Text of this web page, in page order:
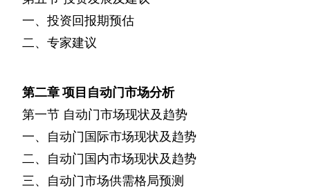
一、投资回报期预估
二、专家建议
第二章项目自动门市场分析
第一节 自动门市场现状及趋势
一、自动门国际市场现状及趋势
二、自动门国内市场现状及趋势
三、自动门市场供需格局预测